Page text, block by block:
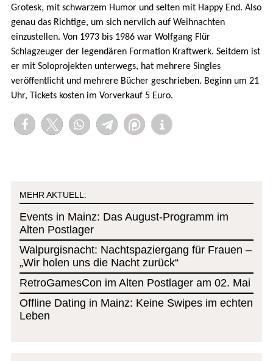
Grotesk, mit schwarzem Humor und selten mit Happy End. Also
genau das Richtige, um sich nervlich auf Weihnachten
einzustellen. Von 1973 bis 1986 war Wolfgang Flür
Schlagzeuger der legendären Formation Kraftwerk. Seitdem ist
er mit Soloprojekten unterwegs, hat mehrere Singles
veröffentlicht und mehrere Bücher geschrieben. Beginn um 21
Uhr, Tickets kosten im Vorverkauf 5 Euro.
MEHR AKTUELL:
Events in Mainz: Das August-Programm im
Alten Postlager
Walpurgisnacht: Nachtspaziergang für Frauen –
„Wir holen uns die Nacht zurück“
RetroGamesCon im Alten Postlager am 02. Mai
Offline Dating in Mainz: Keine Swipes im echten
Leben